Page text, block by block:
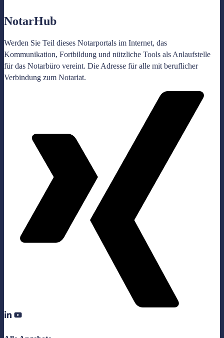
NotarHub
Werden Sie Teil dieses Notarportals im Internet, das
Kommunikation, Fortbildung und nützliche Tools als Anlaufstelle
für das Notarbüro vereint. Die Adresse für alle mit beruflicher
Verbindung zum Notariat.